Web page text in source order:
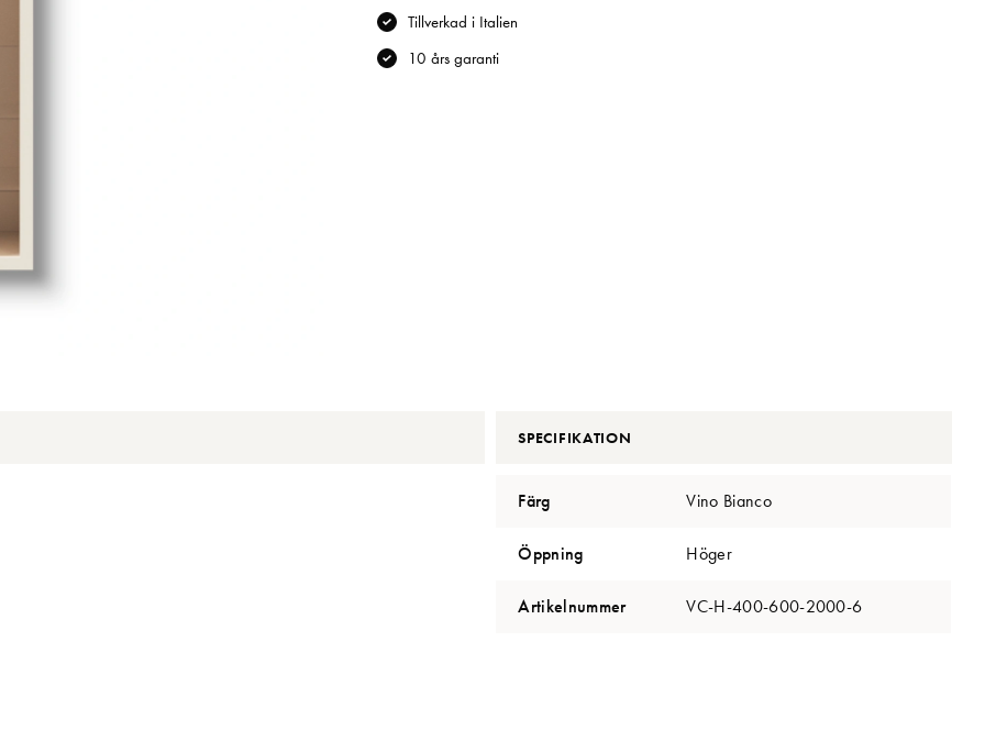
Tillverkad i Italien
10 års garanti
SPECIFIKATION
Färg Vino Bianco
Öppning Höger
Artikelnummer VC-H-400-600-2000-6